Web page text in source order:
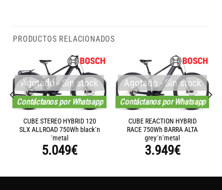
PRODUCTOS RELACIONADOS
Contáctanos por Whatsapp
Agotado - Sin stock
CUBE STEREO HYBRID 120
SLX ALLROAD 750Wh black´n
´metal
5.049€
Contáctanos por Whatsapp
Agotado - Sin stock
CUBE REACTION HYBRID
RACE 750Wh BARRA ALTA
grey´n´metal
3.949€